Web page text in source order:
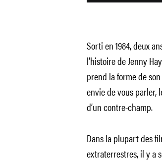
Sorti en 1984, deux
l’histoire de Jenny
prend la forme de
envie de vous parler,
d’un contre-champ.
Dans la plupart des
extraterrestres, il y a